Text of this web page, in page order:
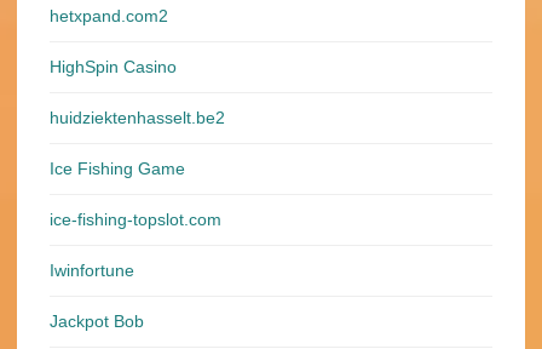
hetxpand.com2
HighSpin Casino
huidziektenhasselt.be2
Ice Fishing Game
ice-fishing-topslot.com
Iwinfortune
Jackpot Bob